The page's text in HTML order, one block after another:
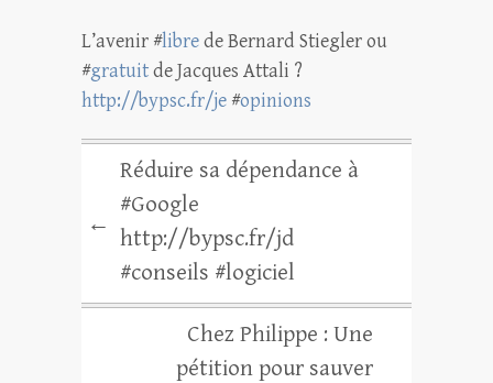
L’avenir #librede Bernard Stiegler ou
#gratuitde Jacques Attali ?
http://bypsc.fr/je #opinions
←
Réduire sa dépendance à
#Google
http://bypsc.fr/jd
#conseils #logiciel
Chez Philippe : Une
pétition pour sauver